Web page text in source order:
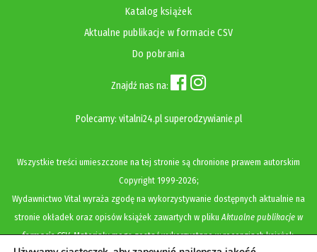
Katalog książek
Aktualne publikacje w formacie CSV
Do pobrania
Znajdź nas na:
Polecamy: vitalni24.pl superodzywianie.pl
Wszystkie treści umieszczone na tej stronie są chronione prawem autorskim
Copyright1999-2026;
Wydawnictwo Vital wyraża zgodę na wykorzystywanie dostępnych aktualnie na
stronie okładek oraz opisów książek zawartych w plikuAktualne publikacje w
formacie CSV. Materiały mogą zostać wykorzystane w recenzjach książek,